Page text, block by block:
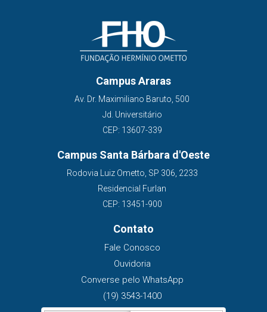
Campus Araras
Av. Dr. Maximiliano Baruto, 500
Jd. Universitário
CEP: 13607-339
Campus Santa Bárbara d'Oeste
Rodovia Luiz Ometto, SP 306, 2233
Residencial Furlan
CEP: 13451-900
Contato
Fale Conosco
Ouvidoria
Converse pelo WhatsApp
(19) 3543-1400